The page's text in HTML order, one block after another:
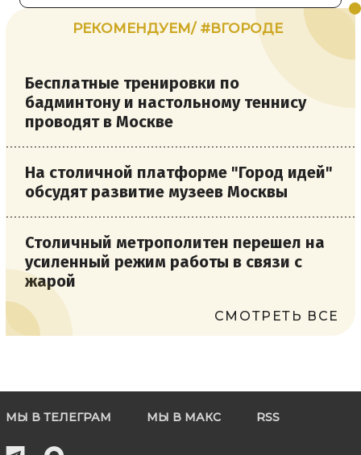
РЕКОМЕНДУЕМ/ #ВГОРОДЕ
Бесплатные тренировки по
бадминтону и настольному теннису
проводят в Москве
На столичной платформе "Город идей"
обсудят развитие музеев Москвы
Столичный метрополитен перешел на
усиленный режим работы в связи с
жарой
СМОТРЕТЬ ВСЕ
МЫ В ТЕЛЕГРАМ МЫ В МАКС RSS